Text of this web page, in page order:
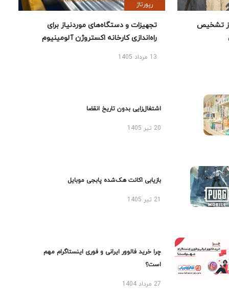
تشخیص
رپورتاژ
تجهیزات و دستگاه‌های موردنیاز برای
راه‌اندازی کارخانه اکستروژن آلومینیوم
13 مرداد 1405
اشتغال‌زایی بدون تاریخ انقضا
20 تیر 1405
بازیابی اکانت هک‌شده پابجی موبایل
چرا خرید فالوور ایرانی و فوری اینستاگرام مهم
است؟
27 مرداد 1404